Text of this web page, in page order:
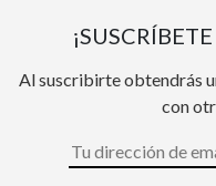
Al suscribirte obtendrás
con